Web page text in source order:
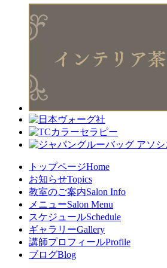
トップページHome
お知らせTopics
教室のご案内Salon Info
メニューSalon Menu
スケジュールSchedule
ギャラリーGallery
講師プロフィールProfile
ブログBlog